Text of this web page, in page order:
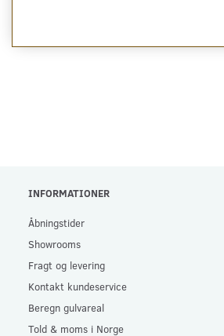
INFORMATIONER
Åbningstider
Showrooms
Fragt og levering
Kontakt kundeservice
Beregn gulvareal
Told & moms i Norge